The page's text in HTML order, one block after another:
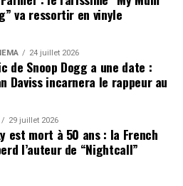
va ressortir en vinyle
24 juillet 2026
de Snoop Dogg a une date :
Daviss incarnera le rappeur au
29 juillet 2026
est mort à 50 ans : la French
l’auteur de “Nightcall”